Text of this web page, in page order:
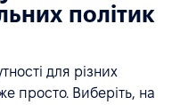
політик
для різних
просто. Виберіть, на